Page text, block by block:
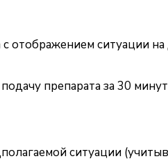
отображением ситуации на
препарата за 30
ситуации